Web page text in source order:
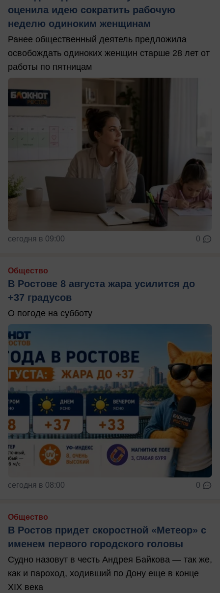
оценила идею сократить рабочую
неделю одиноким женщинам
Ранее общественный деятель предложила
освобождать одиноких женщин старше 28 лет от
работы по пятницам
сегодня в 09:00 0
Общество
В Ростове 8 августа жара усилится до
+37 градусов
О погоде на субботу
сегодня в 08:00 0
Общество
В Ростов придет скоростной «Метеор» с
именем первого городского головы
Судно назовут в честь Андрея Байкова — так же,
как и пароход, ходивший по Дону еще в конце
XIX века